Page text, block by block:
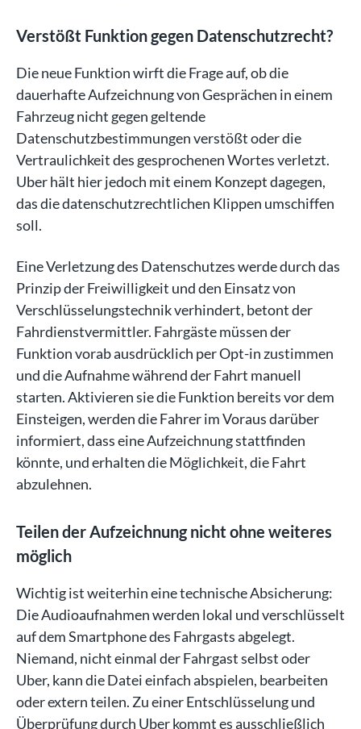
Verstößt Funktion gegen Datenschutzrecht?
Die neue Funktion wirft die Frage auf, ob die
dauerhafte Aufzeichnung von Gesprächen in einem
Fahrzeug nicht gegen geltende
Datenschutzbestimmungen verstößt oder die
Vertraulichkeit des gesprochenen Wortes verletzt.
Uber hält hier jedoch mit einem Konzept dagegen,
das die datenschutzrechtlichen Klippen umschiffen
soll.
Eine Verletzung des Datenschutzes werde durch das
Prinzip der Freiwilligkeit und den Einsatz von
Verschlüsselungstechnik verhindert, betont der
Fahrdienstvermittler. Fahrgäste müssen der
Funktion vorab ausdrücklich per Opt-in zustimmen
und die Aufnahme während der Fahrt manuell
starten. Aktivieren sie die Funktion bereits vor dem
Einsteigen, werden die Fahrer im Voraus darüber
informiert, dass eine Aufzeichnung stattfinden
könnte, und erhalten die Möglichkeit, die Fahrt
abzulehnen.
Teilen der Aufzeichnung nicht ohne weiteres
möglich
Wichtig ist weiterhin eine technische Absicherung:
Die Audioaufnahmen werden lokal und verschlüsselt
auf dem Smartphone des Fahrgasts abgelegt.
Niemand, nicht einmal der Fahrgast selbst oder
Uber, kann die Datei einfach abspielen, bearbeiten
oder extern teilen. Zu einer Entschlüsselung und
Überprüfung durch Uber kommt es ausschließlich